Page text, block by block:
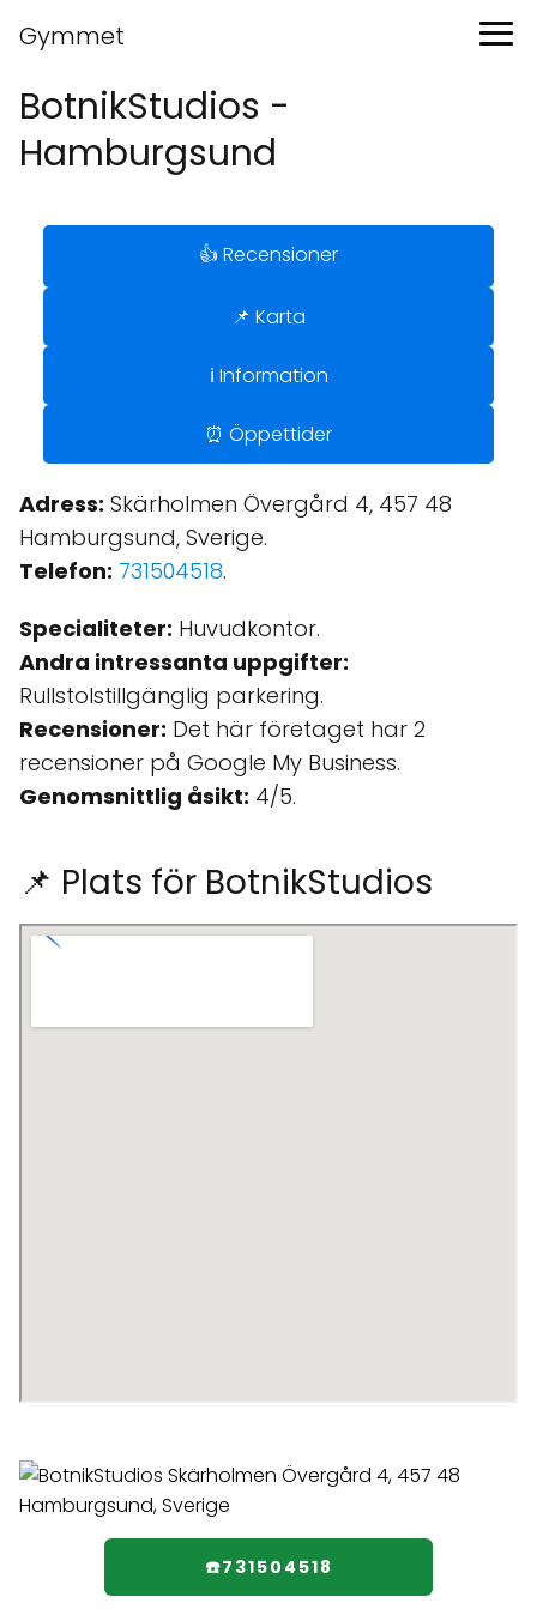
Gymmet
BotnikStudios -
Hamburgsund
👍 Recensioner
📌 Karta
ℹ️ Information
⏰ Öppettider
Adress: Skärholmen Övergård 4, 457 48
Hamburgsund, Sverige.
Telefon: 731504518.
Specialiteter: Huvudkontor.
Andra intressanta uppgifter:
Rullstolstillgänglig parkering.
Recensioner: Det här företaget har 2
recensioner på Google My Business.
Genomsnittlig åsikt: 4/5.
📌 Plats för BotnikStudios
☎️731504518